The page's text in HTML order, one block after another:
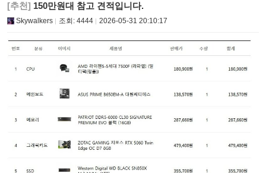
[추천] 150만원대 참고 견적입니다.
Skywalkers 조회: 4444 2026-05-31 20:10:17